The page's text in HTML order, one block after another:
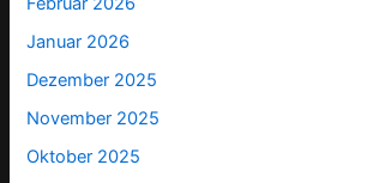
Januar 2026
Dezember 2025
November 2025
Oktober 2025